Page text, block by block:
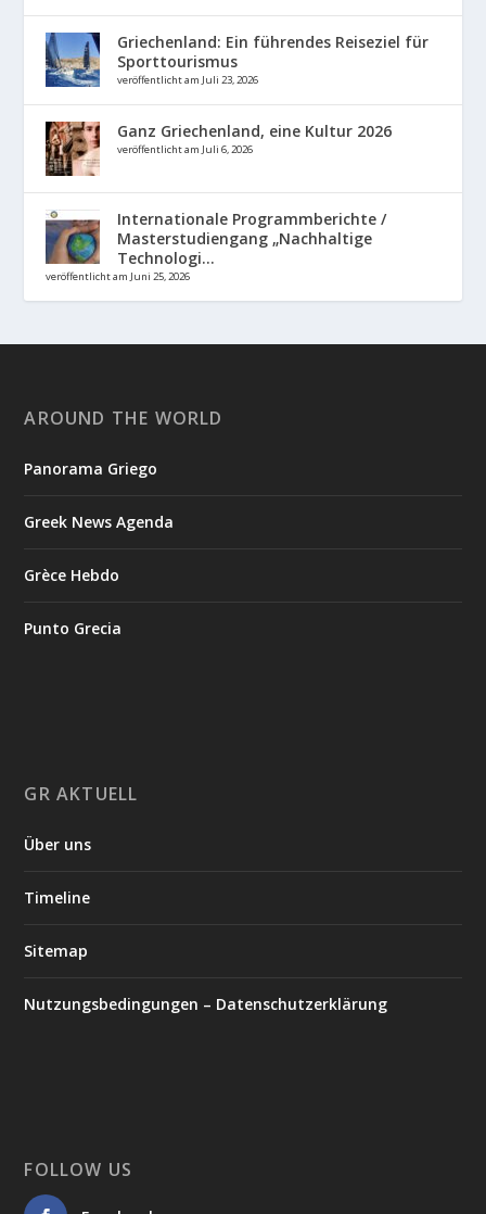
Griechenland: Ein führendes Reiseziel für
Sporttourismus
veröffentlicht am Juli 23, 2026
Ganz Griechenland, eine Kultur 2026
veröffentlicht am Juli 6, 2026
Internationale Programmberichte /
Masterstudiengang „Nachhaltige
Technologi...
veröffentlicht am Juni 25, 2026
AROUND THE WORLD
Panorama Griego
Greek News Agenda
Grèce Hebdo
Punto Grecia
GR AKTUELL
Über uns
Timeline
Sitemap
Nutzungsbedingungen – Datenschutzerklärung
FOLLOW US